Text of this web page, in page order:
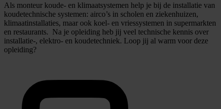
Als monteur koude- en klimaatsystemen help je bij de installatie van
koudetechnische systemen: airco’s in scholen en ziekenhuizen,
klimaatinstallaties, maar ook koel- en vriessystemen in supermarkten
en restaurants. Na je opleiding heb jij veel technische kennis over
installatie-, elektro- en koudetechniek. Loop jij al warm voor deze
opleiding?